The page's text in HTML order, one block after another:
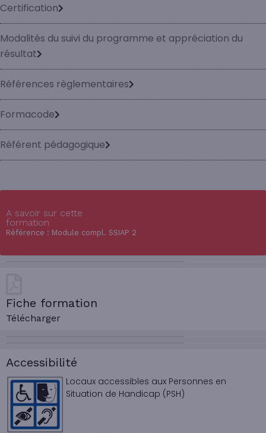
Certification
Modalités du suivi du programme et appréciation du
résultat
Références règlementaires
Formacode
Référent pédagogique
A savoir sur cette
formation
Référence : Module compl. SSIAP 2
Fiche formation
Télécharger
Accessibilité
Locaux accessibles aux Personnes en
Situation de Handicap (PSH)